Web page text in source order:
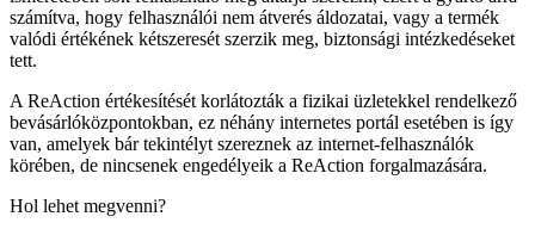
számítva, hogy felhasználói nem átverés áldozatai, vagy a termék
valódi értékének kétszeresét szerzik meg, biztonsági intézkedéseket
tett.
A ReAction értékesítését korlátozták a fizikai üzletekkel rendelkező
bevásárlóközpontokban, ez néhány internetes portál esetében is így
van, amelyek bár tekintélyt szereznek az internet-felhasználók
körében, de nincsenek engedélyeik a ReAction forgalmazására.
Hol lehet megvenni?